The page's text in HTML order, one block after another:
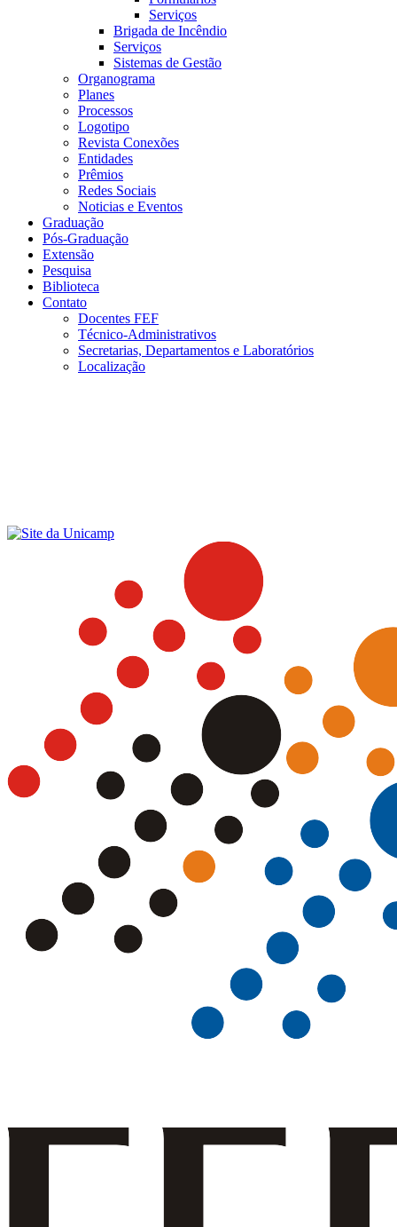
Serviços
Brigada de Incêndio
Serviços
Sistemas de Gestão
Organograma
Planes
Processos
Logotipo
Revista Conexões
Entidades
Prêmios
Redes Sociais
Noticias e Eventos
Graduação
Pós-Graduação
Extensão
Pesquisa
Biblioteca
Contato
Docentes FEF
Técnico-Administrativos
Secretarias, Departamentos e Laboratórios
Localização